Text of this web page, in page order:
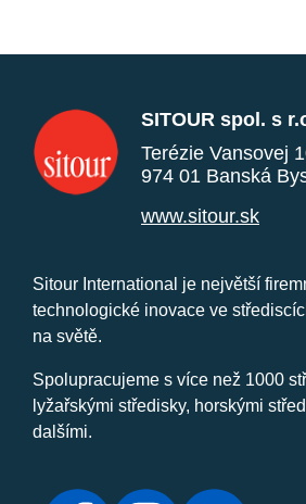
SITOUR spol. s
Terézie Vansovej
974 01 Banská
www.sitour.sk
Sitour International je největší
technologické inovace ve
na světě.
Spolupracujeme s více než 1000
lyžařskými středisky, horskými
dalšími.